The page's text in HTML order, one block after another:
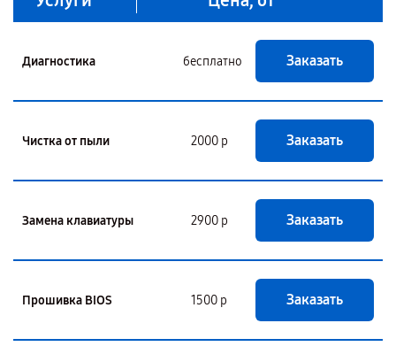
Диагностика бесплатно Заказать
Чистка от пыли 2000 р Заказать
Замена клавиатуры 2900 р Заказать
Прошивка BIOS 1500 р Заказать